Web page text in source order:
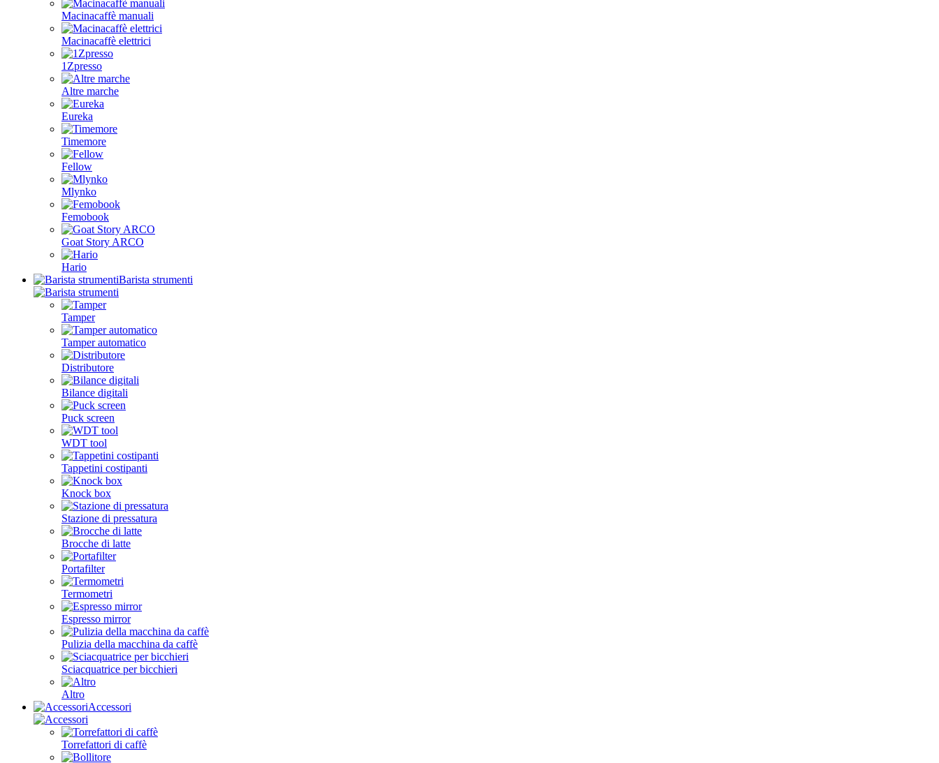
Macinacaffè manuali
Macinacaffè elettrici
1Zpresso
Altre marche
Eureka
Timemore
Fellow
Mlynko
Femobook
Goat Story ARCO
Hario
Barista strumenti
Tamper
Tamper automatico
Distributore
Bilance digitali
Puck screen
WDT tool
Tappetini costipanti
Knock box
Stazione di pressatura
Brocche di latte
Portafilter
Termometri
Espresso mirror
Pulizia della macchina da caffè
Sciacquatrice per bicchieri
Altro
Accessori
Torrefattori di caffè